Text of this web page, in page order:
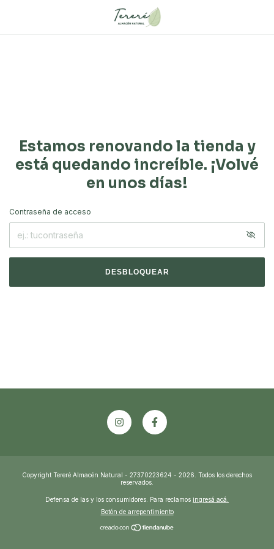
Estamos renovando la tienda y
está quedando increíble. ¡Volvé
en unos días!
Contraseña de acceso
DESBLOQUEAR
Copyright Tereré Almacén Natural - 27370223624 - 2026. Todos los derechos
reservados.
Defensa de las y los consumidores. Para reclamos ingresá acá.
Botón de arrepentimiento